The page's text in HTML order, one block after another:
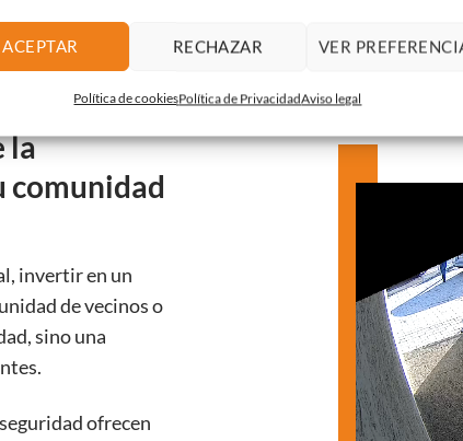
ACEPTAR RECHAZAR VER
Política de cookiesPolítica de PrivacidadAviso legal
la
comunidad
invertir en un
de vecinos o
sino una
ofrecen